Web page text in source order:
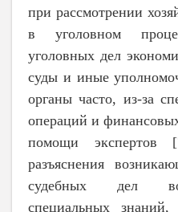
при рассмотрении
в уголовном
уголовных дел
суды и иные
органы часто, из-за
операций и
помощи
разъяснения
судебных дел
специальных